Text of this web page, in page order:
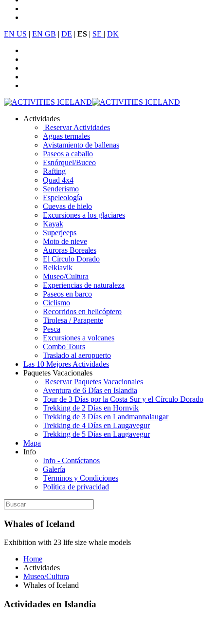
EN US | EN GB | DE | ES | SE | DK
Actividades
Reservar Actividades
Aguas termales
Avistamiento de ballenas
Paseos a caballo
Esnórquel/Buceo
Rafting
Quad 4x4
Senderismo
Espeleología
Cuevas de hielo
Excursiones a los glaciares
Kayak
Superjeeps
Moto de nieve
Auroras Boreales
El Círculo Dorado
Reikiavik
Museo/Cultura
Experiencias de naturaleza
Paseos en barco
Ciclismo
Recorridos en helicóptero
Tirolesa / Parapente
Pesca
Excursiones a volcanes
Combo Tours
Traslado al aeropuerto
Las 10 Mejores Actividades
Paquetes Vacacionales
Reservar Paquetes Vacacionales
Aventura de 6 Días en Islandia
Tour de 3 Días por la Costa Sur y el Círculo Dorado
Trekking de 2 Días en Hornvík
Trekking de 3 Días en Landmannalaugar
Trekking de 4 Días en Laugavegur
Trekking de 5 Días en Laugavegur
Mapa
Info
Info - Contáctanos
Galería
Términos y Condiciones
Política de privacidad
Whales of Iceland
Exhibition with 23 life size whale models
Home
Actividades
Museo/Cultura
Whales of Iceland
Actividades en Islandia